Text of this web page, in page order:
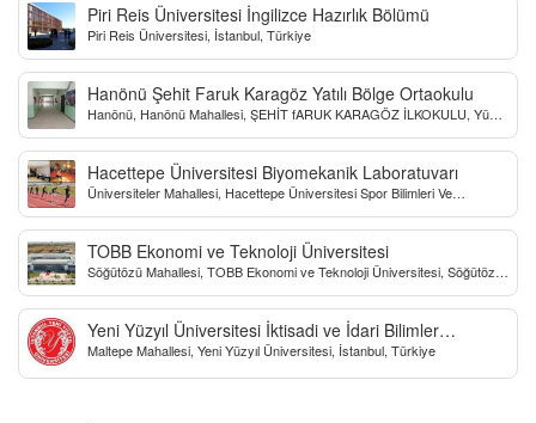
Piri Reis Üniversitesi İngilizce Hazırlık Bölümü
Piri Reis Üniversitesi, İstanbul, Türkiye
Hanönü Şehit Faruk Karagöz Yatılı Bölge Ortaokulu
Hanönü, Hanönü Mahallesi, ŞEHİT fARUK KARAGÖZ İLKOKULU, Yücel
Hacettepe Üniversitesi Biyomekanik Laboratuvarı
Üniversiteler Mahallesi, Hacettepe Üniversitesi Spor Bilimleri Ve
TOBB Ekonomi ve Teknoloji Üniversitesi
Söğütözü Mahallesi, TOBB Ekonomi ve Teknoloji Üniversitesi, Söğütözü
Yeni Yüzyıl Üniversitesi İktisadi ve İdari Bilimler
Fakültesi
Maltepe Mahallesi, Yeni Yüzyıl Üniversitesi, İstanbul, Türkiye